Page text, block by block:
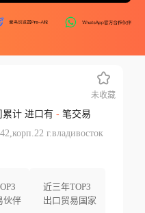
累计 进口有 -笔交易
г.владивосток
伙伴
近三年TOP3
出口贸易国家
未收藏